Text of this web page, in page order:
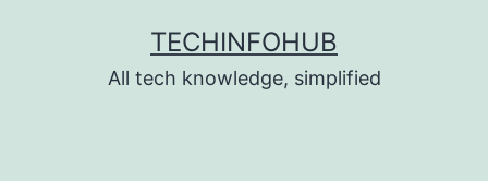
TECHINFOHUB
All tech knowledge, simplified